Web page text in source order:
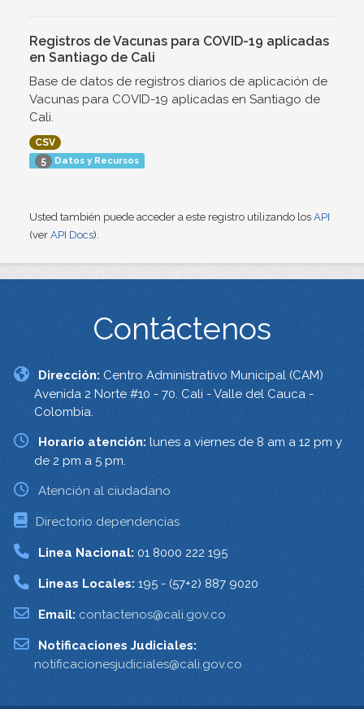
Registros de Vacunas para COVID-19 aplicadas
en Santiago de Cali
Base de datos de registros diarios de aplicación de
Vacunas para COVID-19 aplicadas en Santiago de
Cali.
CSV
5 Datos y Recursos
Usted también puede acceder a este registro utilizando los API
(ver API Docs).
Contáctenos
Dirección: Centro Administrativo Municipal (CAM)
Avenida 2 Norte #10 - 70. Cali - Valle del Cauca -
Colombia.
Horario atención: lunes a viernes de 8 am a 12 pm y
de 2 pm a 5 pm.
Atención al ciudadano
Directorio dependencias
Linea Nacional: 01 8000 222 195
Lineas Locales: 195 - (57+2) 887 9020
Email: contactenos@cali.gov.co
Notificaciones Judiciales:
notificacionesjudiciales@cali.gov.co